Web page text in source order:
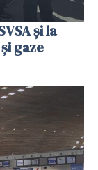
și la
gaze